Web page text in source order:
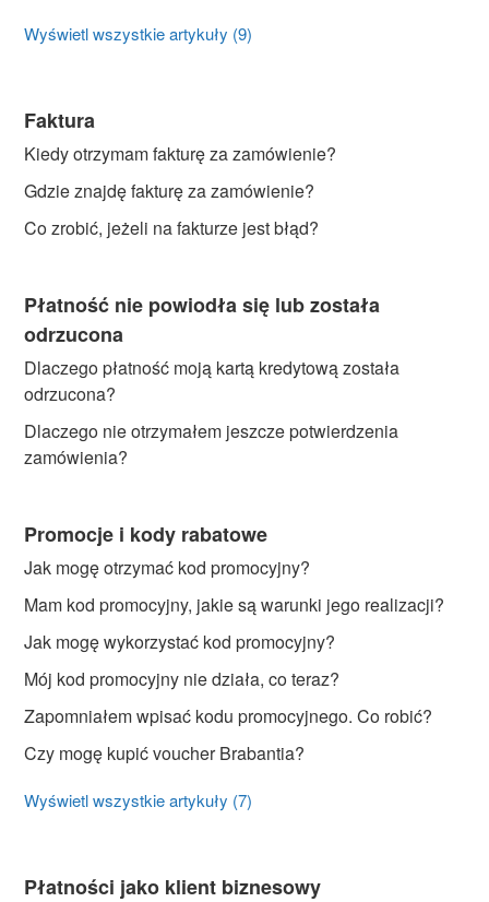
Wyświetl wszystkie artykuły (9)
Faktura
Kiedy otrzymam fakturę za zamówienie?
Gdzie znajdę fakturę za zamówienie?
Co zrobić, jeżeli na fakturze jest błąd?
Płatność nie powiodła się lub została
odrzucona
Dlaczego płatność moją kartą kredytową została
odrzucona?
Dlaczego nie otrzymałem jeszcze potwierdzenia
zamówienia?
Promocje i kody rabatowe
Jak mogę otrzymać kod promocyjny?
Mam kod promocyjny, jakie są warunki jego realizacji?
Jak mogę wykorzystać kod promocyjny?
Mój kod promocyjny nie działa, co teraz?
Zapomniałem wpisać kodu promocyjnego. Co robić?
Czy mogę kupić voucher Brabantia?
Wyświetl wszystkie artykuły (7)
Płatności jako klient biznesowy